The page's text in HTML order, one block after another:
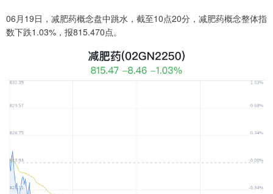
06月19日，减肥药概念盘中跳水，截至10点20分，减肥药概念整体指
数下跌1.03%，报815.470点。